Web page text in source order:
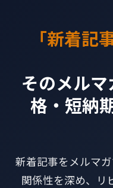
「新着記
そのメル
格・短納
新着記事をメルマ
関係性を深め、リ